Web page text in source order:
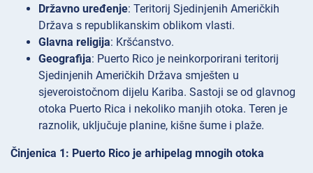
Državno uređenje: Teritorij Sjedinjenih Američkih
Država s republikanskim oblikom vlasti.
Glavna religija: Kršćanstvo.
Geografija: Puerto Rico je neinkorporirani teritorij
Sjedinjenih Američkih Država smješten u
sjeveroistočnom dijelu Kariba. Sastoji se od glavnog
otoka Puerto Rica i nekoliko manjih otoka. Teren je
raznolik, uključuje planine, kišne šume i plaže.
Činjenica 1: Puerto Rico je arhipelag mnogih otoka